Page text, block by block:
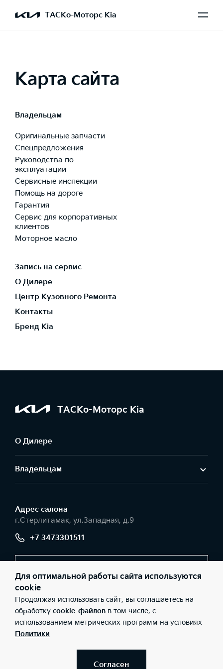
ТАСКо-Моторс Kia
Карта сайта
Владельцам
Оригинальные запчасти
Спецпредложения
Руководства по
эксплуатации
Сервисные инспекции
Помощь на дороге
Гарантия
Сервис для корпоративных
клиентов
Моторное масло
Запись на сервис
О Дилере
Центр Кузовного Ремонта
Контакты
Бренд Kia
ТАСКо-Моторс Kia
О Дилере
Владельцам
Адрес салонa
г.Стерлитамак, ул.Западная, д.9
+7 3473301511
© 2026 Юридические лица ООО «ТАСКо-Моторс» (Фактический
адрес: г.Стерлитамак, ул.Западная, д.9; Телефон: +7 3473301511;
ИНН: 0268036924; ОГРН: 1050203424590), ООО «Киа Россия и
СНГ» (Фактический адрес: г.Москва, Валовая 26; Телефон: 8 800
301 08 80; ИНН: 7728674093; ОГРН: 5087746291760) ведут
получению на территории РФ. Информация о соответствующих
Для оптимальной работы сайта используются
cookie
Продолжая использовать сайт, вы соглашаетесь на
обработку cookie-файлов в том числе, с
использованием метрических программ на условиях
Политики
Согласен